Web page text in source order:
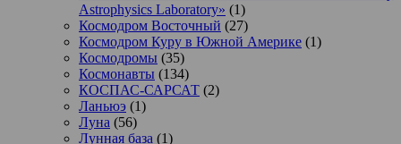
Astrophysics Laboratory» (1)
Космодром Восточный (27)
Космодром Куру в Южной Америке (1)
Космодромы (35)
Космонавты (134)
КОСПАС-САРСАТ (2)
Ланьюэ (1)
Луна (56)
Лунная база (1)